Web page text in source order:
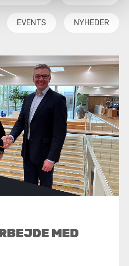
EVENTS NYHEDER
MED